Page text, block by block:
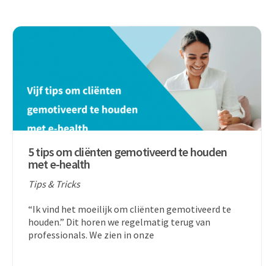
5 tips om cliënten gemotiveerd te houden
met e-health
Tips & Tricks
“Ik vind het moeilijk om cliënten gemotiveerd te
houden.” Dit horen we regelmatig terug van
professionals. We zien in onze